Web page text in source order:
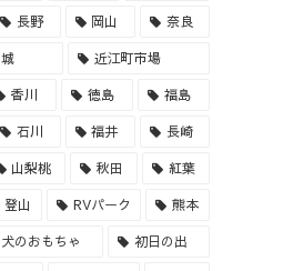
長野 岡山 奈良
城 近江町市場
香川 徳島 福島
石川 福井 長崎
山梨桃 秋田 紅葉
登山 RVパーク 熊本
犬のおもちゃ 初日の出